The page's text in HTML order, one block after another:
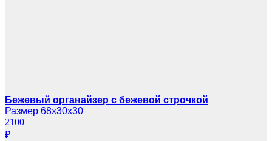
Бежевый органайзер с бежевой строчкой
Размер 68х30х30
2100
₽